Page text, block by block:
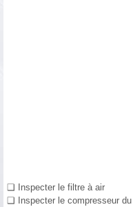
❑ Inspecter le filtre à air
❑ Inspecter le compresseur